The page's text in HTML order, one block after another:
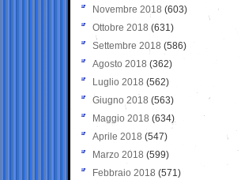
Novembre 2018 (603)
Ottobre 2018 (631)
Settembre 2018 (586)
Agosto 2018 (362)
Luglio 2018 (562)
Giugno 2018 (563)
Maggio 2018 (634)
Aprile 2018 (547)
Marzo 2018 (599)
Febbraio 2018 (571)